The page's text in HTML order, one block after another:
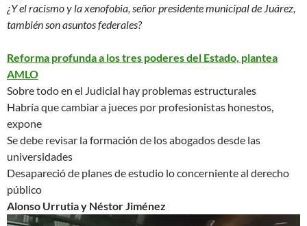
¿Y el racismo y la xenofobia, señor presidente municipal de Juárez,
también son asuntos federales?
Reforma profunda a los tres poderes del Estado, plantea
AMLO
Sobre todo en el Judicial hay problemas estructurales
Habría que cambiar a jueces por profesionistas honestos,
expone
Se debe revisar la formación de los abogados desde las
universidades
Desapareció de planes de estudio lo concerniente al derecho
público
Alonso Urrutia y Néstor Jiménez